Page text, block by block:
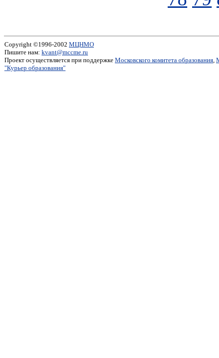
Copyright ©1996-2002 МЦНМО
Пишите нам: kvant@mccme.ru
Проект осуществляется при поддержке Московского комитета образования,
"Курьер образования"